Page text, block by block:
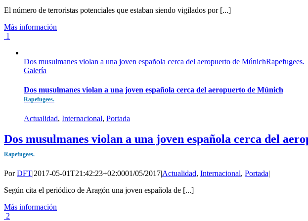
El número de terroristas potenciales que estaban siendo vigilados por [...]
Más información
1
Dos musulmanes violan a una joven española cerca del aeropuerto de MúnichRapefugees.
Galería
Dos musulmanes violan a una joven española cerca del aeropuerto de Múnich
Rapefugees.
Actualidad, Internacional, Portada
Dos musulmanes violan a una joven española cerca del
Rapefugees.
PorDFT|2017-05-01T21:42:23+02:0001/05/2017|Actualidad, Internacional, Portada|
Según cita el periódico de Aragón una joven española de [...]
Más información
2